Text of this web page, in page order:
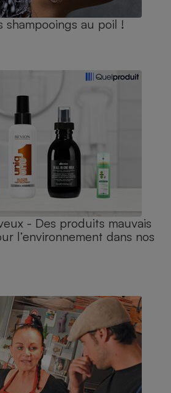
shampooings au poil !
- Des produits mauvais
l’environnement dans nos